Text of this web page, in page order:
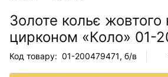
Золоте кольє жовтого
цирконом «Коло» 01-
Код товару: 01-200479471, б/в